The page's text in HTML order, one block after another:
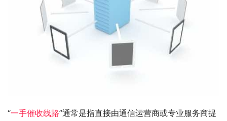
“一手催收线路”通常是指直接由通信运营商或专业服务商提